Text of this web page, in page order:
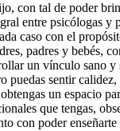
con tal de poder
entre psicólogas y
caso con el
padres y bebés,
un vínculo sano y
puedas sentir
un espacio
que tengas,
con poder enseñarte